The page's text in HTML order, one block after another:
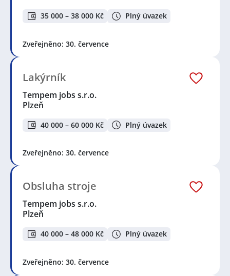
35 000 – 38 000 Kč Plný úvazek
Zveřejněno: 30. července
Lakýrník
Tempem jobs s.r.o.
Plzeň
40 000 – 60 000 Kč Plný úvazek
Zveřejněno: 30. července
Obsluha stroje
Tempem jobs s.r.o.
Plzeň
40 000 – 48 000 Kč Plný úvazek
Zveřejněno: 30. července